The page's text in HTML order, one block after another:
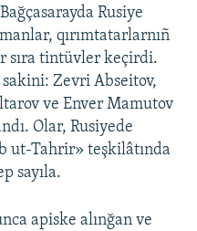
Rusiye
qırımtatarlarnıñ
sıra tintüvler keçirdi.
sakini: Zevri Abseitov,
ve Enver Mamutov
Olar, Rusiyede
ut-Tahrir» teşkilâtında
sayıla.
apiske alınğan ve